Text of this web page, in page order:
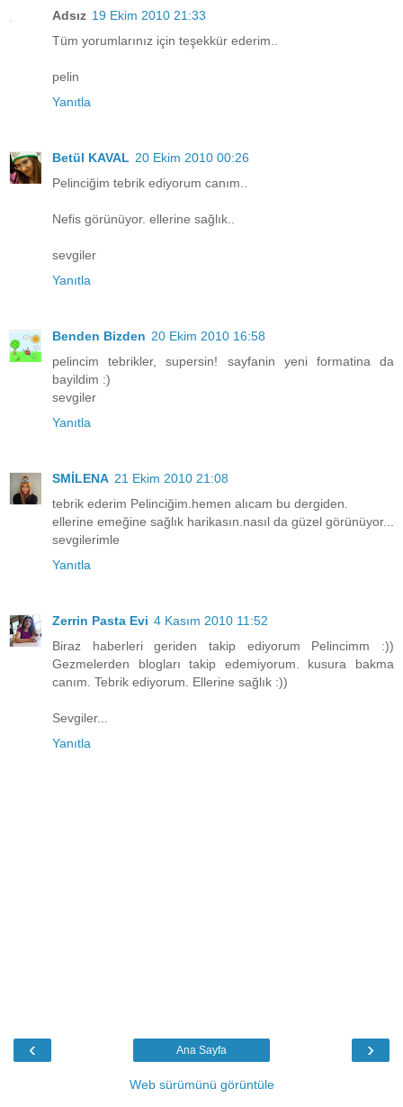
Adsız 19 Ekim 2010 21:33
Tüm yorumlarınız için teşekkür ederim..
pelin
Yanıtla
Betül KAVAL 20 Ekim 2010 00:26
Pelinciğim tebrik ediyorum canım..
Nefis görünüyor. ellerine sağlık..
sevgiler
Yanıtla
Benden Bizden 20 Ekim 2010 16:58
pelincim tebrikler, supersin! sayfanin yeni formatina da
bayildim :)
sevgiler
Yanıtla
SMİLENA 21 Ekim 2010 21:08
tebrik ederim Pelinciğim.hemen alıcam bu dergiden.
ellerine emeğine sağlık harikasın.nasıl da güzel görünüyor...
sevgilerimle
Yanıtla
Zerrin Pasta Evi 4 Kasım 2010 11:52
Biraz haberleri geriden takip ediyorum Pelincimm :))
Gezmelerden blogları takip edemiyorum. kusura bakma
canım. Tebrik ediyorum. Ellerine sağlık :))
Sevgiler...
Yanıtla
‹ ›
Ana Sayfa
Web sürümünü görüntüle